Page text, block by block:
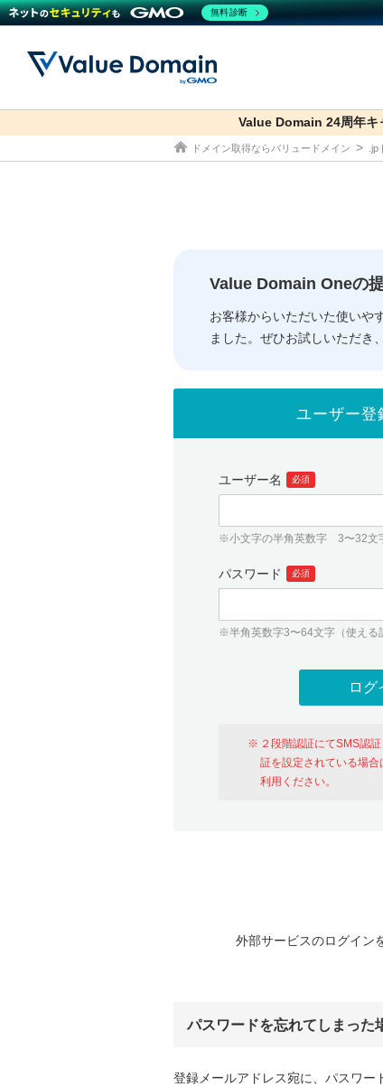
ドメイン ド
人
レンタルサーバー コ
セキュリティ
サービス お
従来のバリ
従来のバリ
Value Domain 24周年キ
co.jp
ドメイン取得ならバリュードメイン
Value Domain Oneの
お客様からいただいた使いや
ました。ぜひお試しいただき
ユーザー登
ユーザー名 必須
※小文字の半角英数字 3〜32文
パスワード 必須
※半角英数字3〜64文字（使える
２段階認証にてSMS認
証を設定されている場
利用ください。
外部サービスのログイン
パスワードを忘れてしまった
登録メールアドレス宛に、パスワー
無料診断